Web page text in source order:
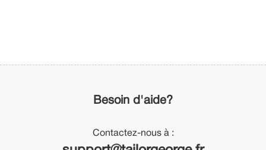
Besoin d'aide?
Contactez-nous à :